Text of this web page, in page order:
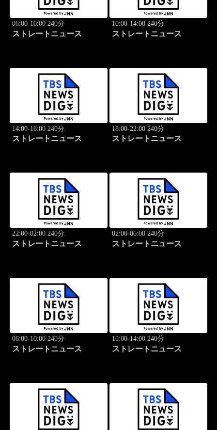
06:00-10:00 240分
ストレートニュース
10:00-14:00 240分
ストレートニュース
14:00-18:00 240分
ストレートニュース
18:00-22:00 240分
ストレートニュース
22:00-02:00 240分
ストレートニュース
02:00-06:00 240分
ストレートニュース
06:00-10:00 240分
ストレートニュース
10:00-14:00 240分
ストレートニュース